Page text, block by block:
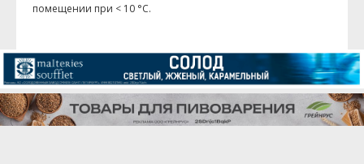
помещении при < 10 °C.